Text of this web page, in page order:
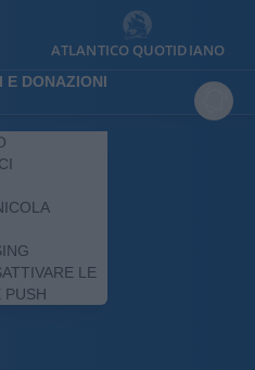
ATLANTICO QUOTIDIANO
E DONAZIONI
LE
PUSH